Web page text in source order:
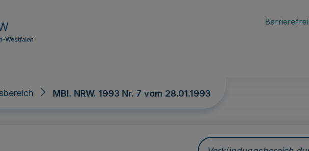
MBl. NRW. 1993 Nr. 7 vom 28.01.1993